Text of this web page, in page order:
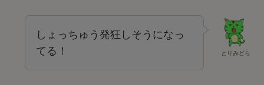
とりみどら
しょっちゅう発狂しそうになっ
てる！